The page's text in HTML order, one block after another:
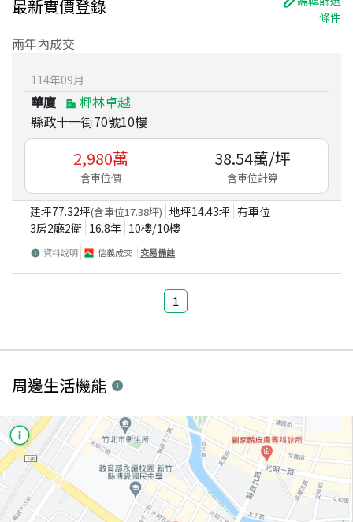
最新實價登錄
條件
兩年內成交
114年09月
華廈
椰林卓越
縣政十一街70號10樓
2,980萬
含車位價
38.54萬/坪
含車位計算
建坪77.32坪(含車位17.38坪) 地坪14.43坪 有車位
3房2廳2衛 16.8年 10樓/10樓
資料說明 信義成交 交易備註
1
周邊生活機能